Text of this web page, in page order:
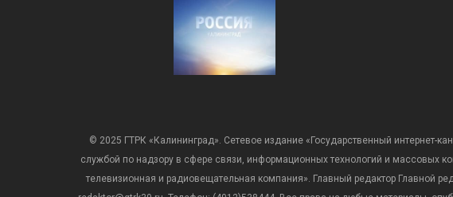
© 2025 ГТРК «Калининград». Сетевое издание «Государственный интернет-
службой по надзору в сфере связи, информационных технологий и массовых
телевизионная и радиовещательная компания». Главный редактор Главной